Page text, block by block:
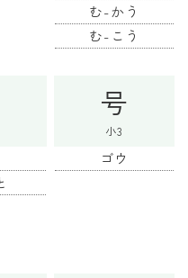
む-かう
む-こう
号
小3
ゴウ